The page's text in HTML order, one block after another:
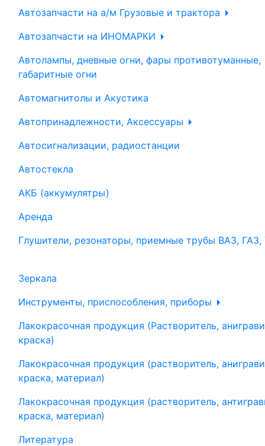
Автозапчасти на а/м Грузовые и трактора
Автозапчасти на ИНОМАРКИ
Автолампы, дневные огни, фары противотуманные,
габаритные огни
Автомагнитолы и Акустика
Автопринадлежности, Аксессуары
Автосигнализации, радиостанции
Автостекла
АКБ (аккумулятры)
Аренда
Глушители, резонаторы, приемные трубы ВАЗ, ГАЗ,
Зеркала
Инструменты, приспособления, приборы
Лакокрасочная продукция (Растворитель,
краска)
Лакокрасочная продукция (растворитель,
краска, материал)
Лакокрасочная продукция (растворитель,
краска, материал)
Литература